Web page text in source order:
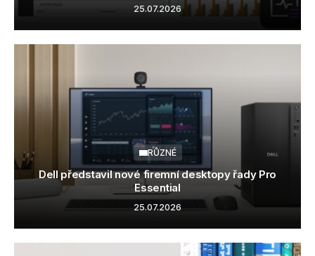
25.07.2026
RŮZNÉ
Dell představil nové firemní desktopy řady Pro
Essential
25.07.2026